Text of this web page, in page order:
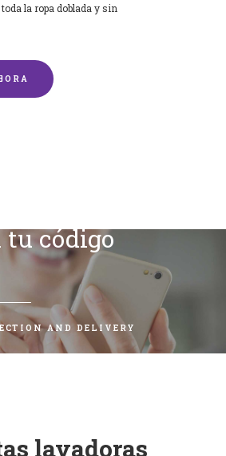
la ropa doblada y sin
código
AND DELIVERY
lavadoras